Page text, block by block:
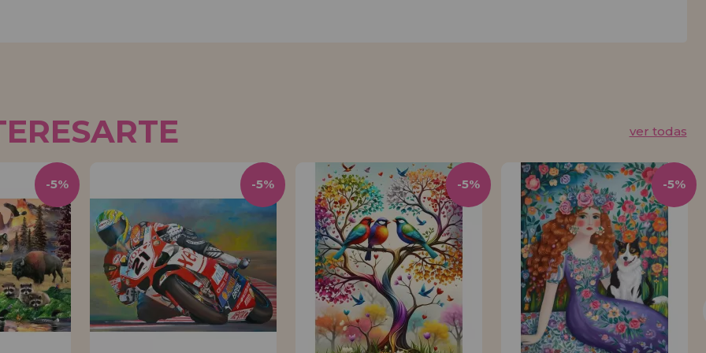
ver todas
-5% -5% -5% -5%